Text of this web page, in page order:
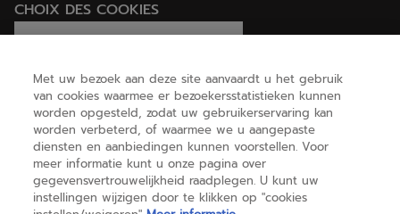
CHOIX DES COOKIES
Ik stel cookies in/Ik weiger cookies
HELP
OVER ONS
Met uw bezoek aan deze site aanvaardt u het gebruik
van cookies waarmee er bezoekersstatistieken kunnen
worden opgesteld, zodat uw gebruikerservaring kan
worden verbeterd, of waarmee we u aangepaste
diensten en aanbiedingen kunnen voorstellen. Voor
meer informatie kunt u onze pagina over
gegevensvertrouwelijkheid raadplegen. U kunt uw
instellingen wijzigen door te klikken op "cookies